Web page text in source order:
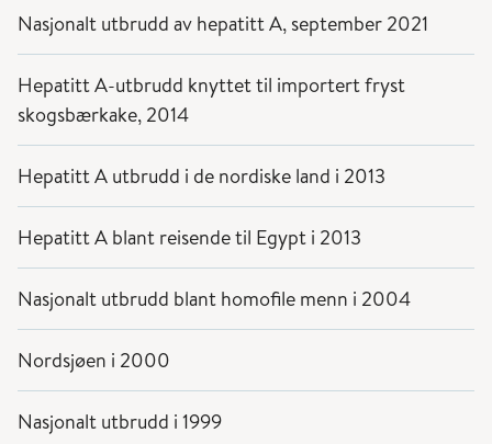
Nasjonalt utbrudd av hepatitt A, september 2021
Hepatitt A-utbrudd knyttet til importert fryst
skogsbærkake, 2014
Hepatitt A utbrudd i de nordiske land i 2013
Hepatitt A blant reisende til Egypt i 2013
Nasjonalt utbrudd blant homofile menn i 2004
Nordsjøen i 2000
Nasjonalt utbrudd i 1999